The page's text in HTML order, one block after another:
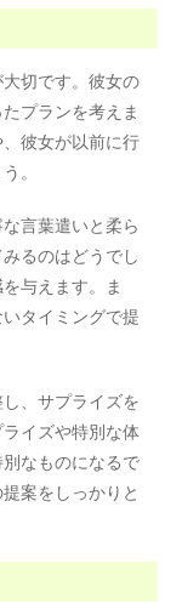
切です。彼女の
プランを考えま
彼女が以前に行
。
言葉遣いと柔ら
るのはどうでし
与えます。ま
タイミングで提
、サプライズを
イズや特別な体
なものになるで
案をしっかりと